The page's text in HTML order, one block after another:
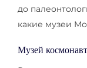
до
какие музеи
Музей